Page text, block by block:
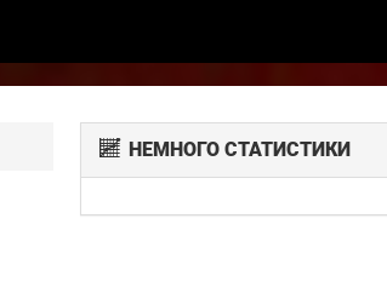
НЕМНОГО СТАТИСТИКИ